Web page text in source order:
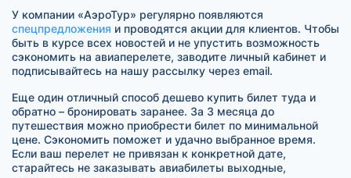
У компании «АэроТур» регулярно появляются
спецпредложения и проводятся акции для клиентов. Чтобы
быть в курсе всех новостей и не упустить возможность
сэкономить на авиаперелете, заводите личный кабинет и
подписывайтесь на нашу рассылку через email.
Еще один отличный способ дешево купить билет туда и
обратно – бронировать заранее. За 3 месяца до
путешествия можно приобрести билет по минимальной
цене. Сэкономить поможет и удачно выбранное время.
Если ваш перелет не привязан к конкретной дате,
старайтесь не заказывать авиабилеты выходные,